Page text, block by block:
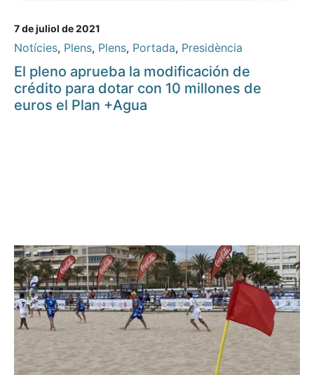
7 de juliol de 2021
Notícies, Plens, Plens, Portada, Presidència
El pleno aprueba la modificación de
crédito para dotar con 10 millones de
euros el Plan +Agua